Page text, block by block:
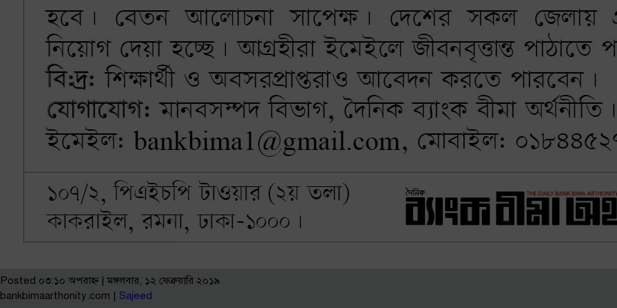
Posted ০৩:১০ অপরাহ্ণ | মঙ্গলবার, ১২ ফেব্রুয়ারি ২০১৯
bankbimaarthonity.com | Sajeed